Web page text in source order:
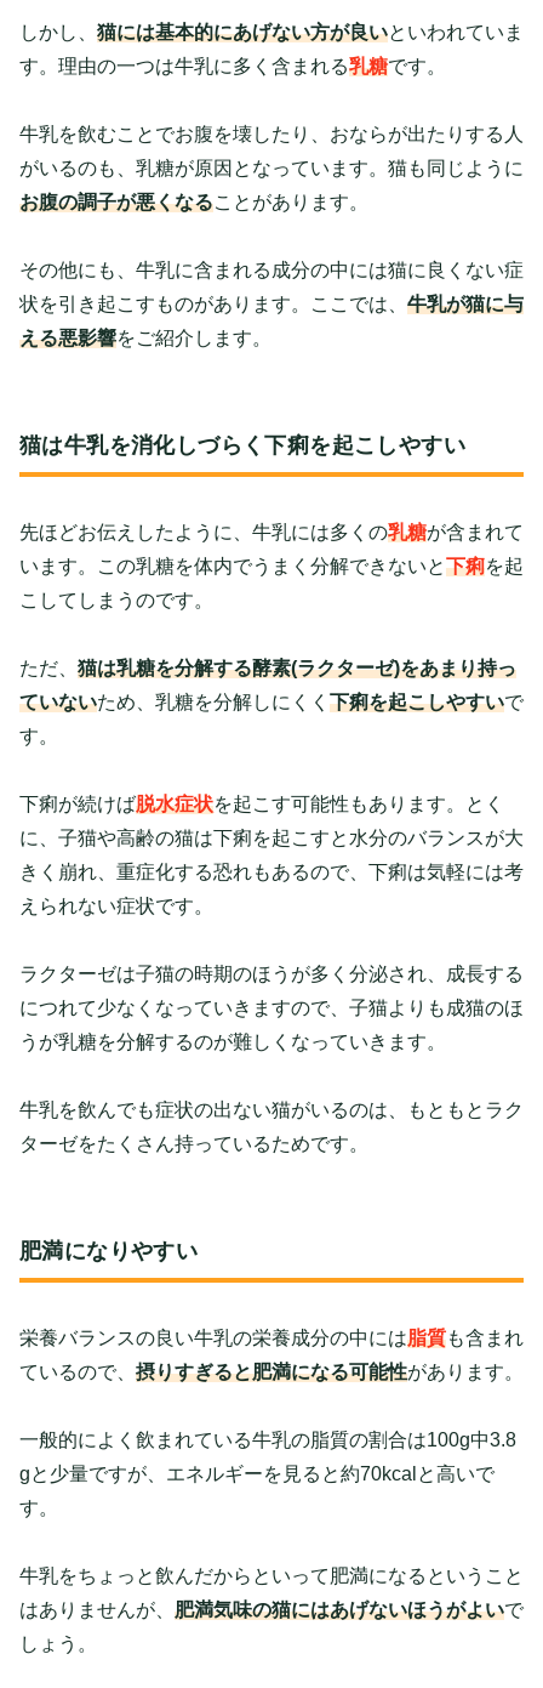
しかし、 猫には基本的にあげない方が良いといわれていま
す。理由の一つは牛乳に多く含まれる乳糖です。
牛乳を飲むことでお腹を壊したり、おならが出たりする人
がいるのも、乳糖が原因となっています。猫も同じように
お腹の調子が悪くなることがあります。
その他にも、牛乳に含まれる成分の中には猫に良くない症
状を引き起こすものがあります。ここでは、 牛乳が猫に与
える悪影響をご紹介します。
猫は牛乳を消化しづらく下痢を起こしやすい
先ほどお伝えしたように、牛乳には多くの乳糖が含まれて
います。この乳糖を体内でうまく分解できないと下痢を起
こしてしまうのです。
ただ、 猫は乳糖を分解する酵素(ラクターゼ)をあまり持っ
ていないため、乳糖を分解しにくく 下痢を起こしやすいで
す。
下痢が続けば脱水症状を起こす可能性もあります。とく
に、子猫や高齢の猫は下痢を起こすと水分のバランスが大
きく崩れ、重症化する恐れもあるので、下痢は気軽には考
えられない症状です。
ラクターゼは子猫の時期のほうが多く分泌され、成長する
につれて少なくなっていきますので、子猫よりも成猫のほ
うが乳糖を分解するのが難しくなっていきます。
牛乳を飲んでも症状の出ない猫がいるのは、もともとラク
ターゼをたくさん持っているためです。
肥満になりやすい
栄養バランスの良い牛乳の栄養成分の中には脂質も含まれ
ているので、 摂りすぎると肥満になる可能性があります。
一般的によく飲まれている牛乳の脂質の割合は100g中3.8
gと少量ですが、エネルギーを見ると約70kcalと高いで
す。
牛乳をちょっと飲んだからといって肥満になるということ
はありませんが、 肥満気味の猫にはあげないほうがよいで
しょう。